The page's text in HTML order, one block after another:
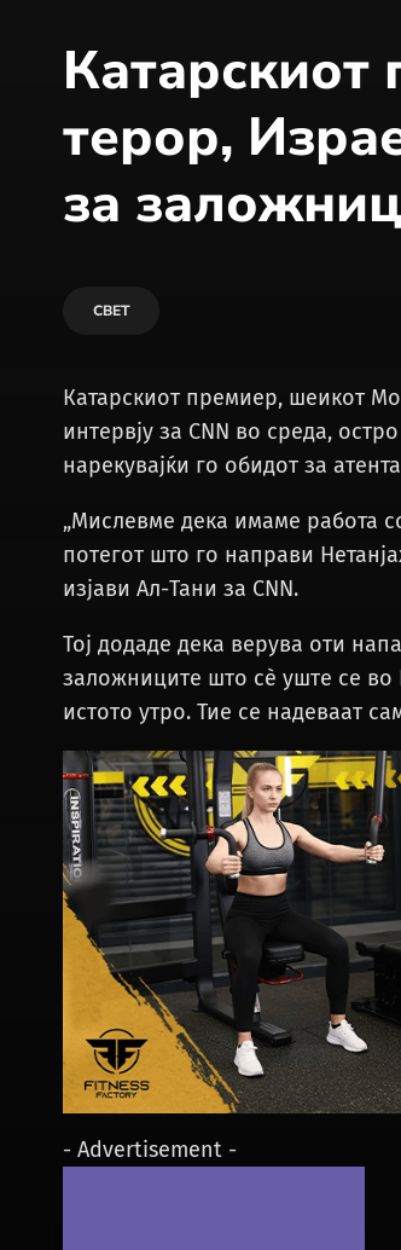
терор,
за
СВЕТ
Катарскиот премиер, шеикот
интервју за CNN во среда,
нарекувајќи го обидот за
„Мислевме дека имаме работа
потегот што го направи
изјави Ал-Тани за CNN.
Тој додаде дека верува оти
заложниците што сè уште се во
истото утро. Тие се надеваат
- Advertisement -